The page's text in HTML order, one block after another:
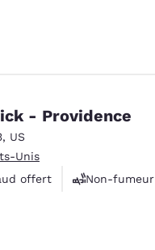
- Providence
, US
Unis
offert
Non-fumeur